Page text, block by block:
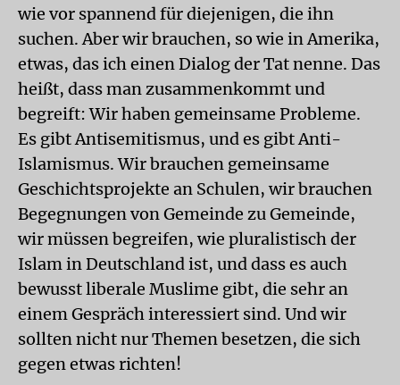
wie vor spannend für diejenigen, die ihn
suchen. Aber wir brauchen, so wie in Amerika,
etwas, das ich einen Dialog der Tat nenne. Das
heißt, dass man zusammenkommt und
begreift: Wir haben gemeinsame Probleme.
Es gibt Antisemitismus, und es gibt Anti-
Islamismus. Wir brauchen gemeinsame
Geschichtsprojekte an Schulen, wir brauchen
Begegnungen von Gemeinde zu Gemeinde,
wir müssen begreifen, wie pluralistisch der
Islam in Deutschland ist, und dass es auch
bewusst liberale Muslime gibt, die sehr an
einem Gespräch interessiert sind. Und wir
sollten nicht nur Themen besetzen, die sich
gegen etwas richten!